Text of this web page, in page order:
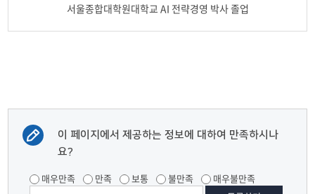
서울종합대학원대학교 AI 전략경영 박사 졸업
이 페이지에서 제공하는 정보에 대하여 만족하시나
요?
매우만족 만족 보통 불만족 매우불만족